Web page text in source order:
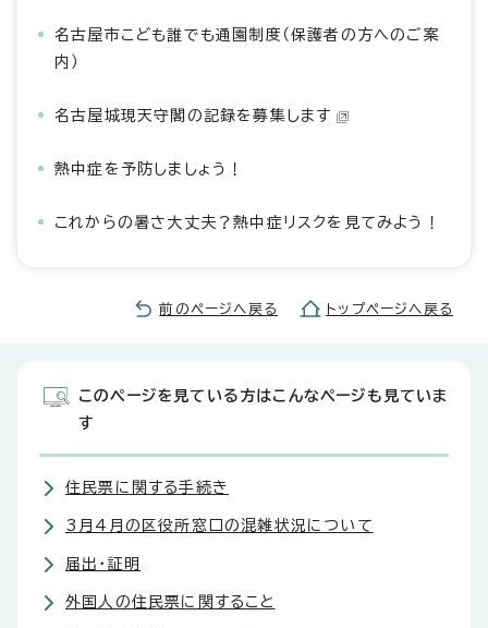
名古屋市こども誰でも通園制度（保護者の方へのご案
内）
名古屋城現天守閣の記録を募集します
熱中症を予防しましょう！
これからの暑さ大丈夫？熱中症リスクを見てみよう！
前のページへ戻る トップページへ戻る
このページを見ている方はこんなページも見ていま
す
住民票に関する手続き
3月4月の区役所窓口の混雑状況について
届出・証明
外国人の住民票に関すること